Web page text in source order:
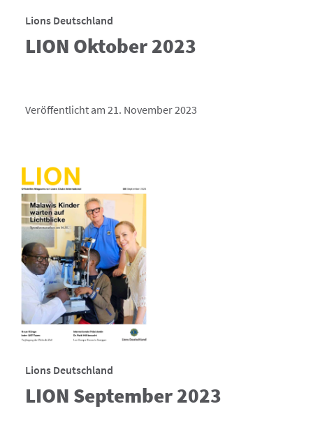
Lions Deutschland
LION Oktober 2023
Veröffentlicht am 21. November 2023
Lions Deutschland
LION September 2023